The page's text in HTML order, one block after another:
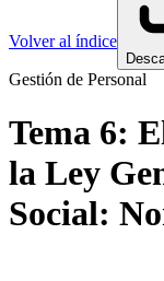
Volver al índice
Gestión de Personal
Tema 6:
la Ley
Social: